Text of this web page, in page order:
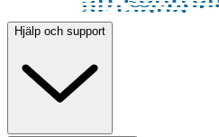
Hjälp och support